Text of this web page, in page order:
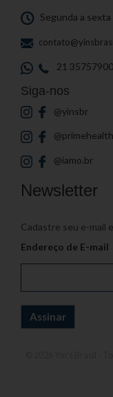
Segunda a
21 35757900
Siga-nos
@yinsbr
@iamo.br
Newsletter
Cadastre seu e-mail
Endereço de E-mail